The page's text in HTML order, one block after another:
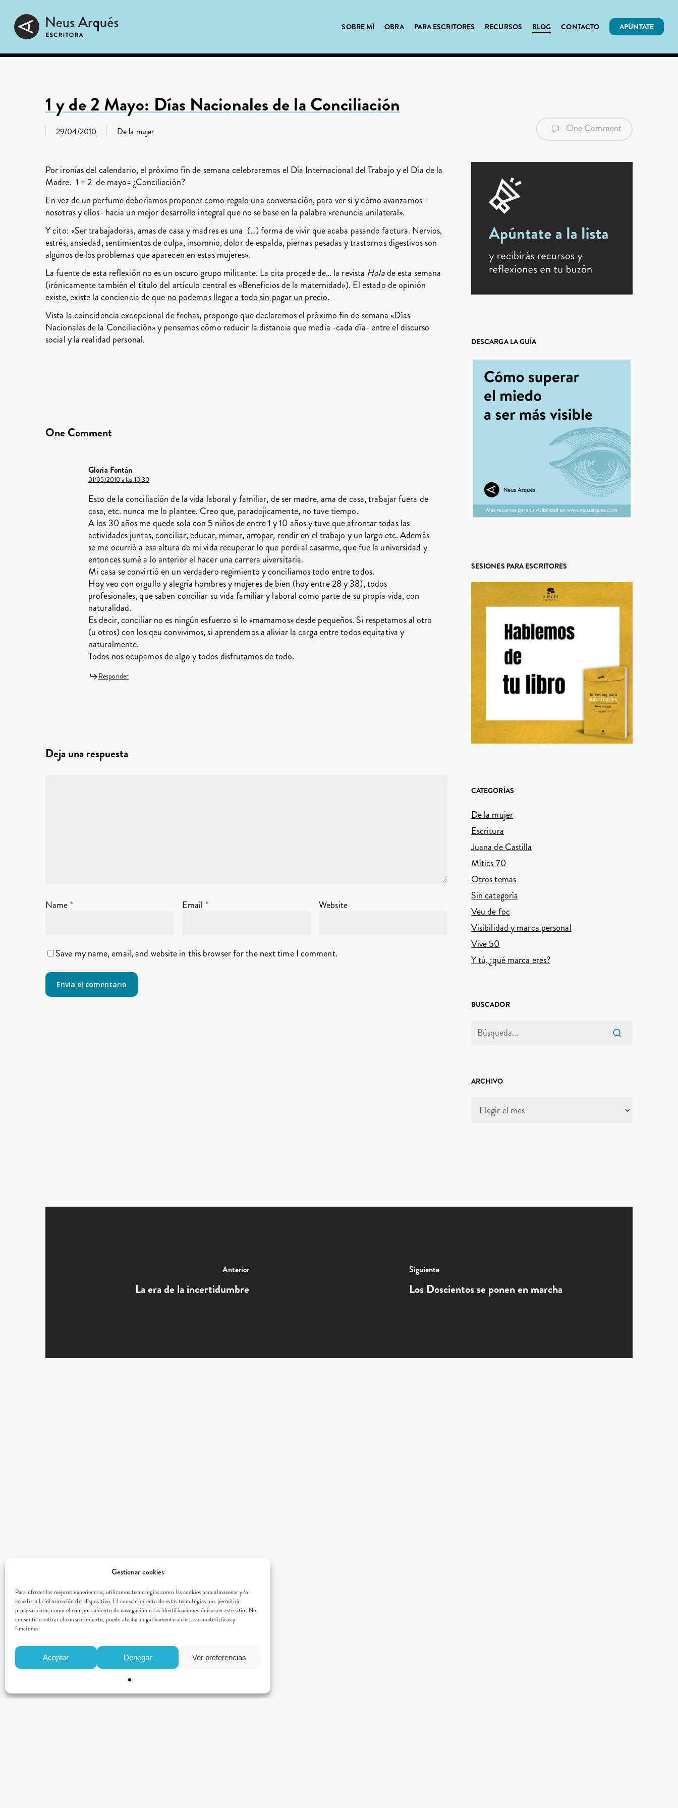
Gestionar cookies
Para ofrecer las mejores experiencias, utilizamos tecnologías como las cookies para almacenar y/o
acceder a la información del dispositivo. El consentimiento de estas tecnologías nos permitirá
procesar datos como el comportamiento de navegación o las identificaciones únicas en este sitio. No
consentir o retirar el consentimiento, puede afectar negativamente a ciertas características y
funciones.
Aceptar Denegar Ver preferencias
main
content
SOBRE MÍ OBRA PARA ESCRITORES RECURSOS BLOG CONTACTO APÚNTATE
1 y de 2 Mayo: Días Nacionales de la Conciliación
29/04/2010 De la mujer One Comment
Por ironías del calendario, el próximo fin de semana celebraremos el Día Internacional del Trabajo y el Día de la
Madre. 1 + 2 de mayo= ¿Conciliación?
En vez de un perfume deberíamos proponer como regalo una conversación, para ver si y cómo avanzamos -
nosotras y ellos- hacia un mejor desarrollo integral que no se base en la palabra «renuncia unilateral».
Y cito: «Ser trabajadoras, amas de casa y madres es una (…) forma de vivir que acaba pasando factura. Nervios,
estrés, ansiedad, sentimientos de culpa, insomnio, dolor de espalda, piernas pesadas y trastornos digestivos son
algunos de los problemas que aparecen en estas mujeres».
La fuente de esta reflexión no es un oscuro grupo militante. La cita procede de… la revista Holade esta semana
(irónicamente también el título del artículo central es «Beneficios de la maternidad»). El estado de opinión
existe, existe la conciencia de que no podemos llegar a todo sin pagar un precio.
Vista la coincidencia excepcional de fechas, propongo que declaremos el próximo fin de semana «Días
Nacionales de la Conciliación» y pensemos cómo reducir la distancia que media -cada día- entre el discurso
social y la realidad personal.
One Comment
Gloria Fontán
01/05/2010 a las 10:30
Esto de la conciliación de la vida laboral y familiar, de ser madre, ama de casa, trabajar fuera de
casa, etc. nunca me lo plantee. Creo que, paradojicamente, no tuve tiempo.
A los 30 años me quede sola con 5 niños de entre 1 y 10 años y tuve que afrontar todas las
actividades juntas, conciliar, educar, mimar, arropar, rendir en el trabajo y un largo etc. Además
se me ocurrió a esa altura de mi vida recuperar lo que perdi al casarme, que fue la universidad y
entonces sumé a lo anterior el hacer una carrera uiversitaria.
Mi casa se convirtió en un verdadero regimiento y conciliamos todo entre todos.
Hoy veo con orgullo y alegría hombres y mujeres de bien (hoy entre 28 y 38), todos
profesionales, que saben conciliar su vida familiar y laboral como parte de su propia vida, con
naturalidad.
Es decir, conciliar no es ningún esfuerzo si lo «mamamos» desde pequeños. Si respetamos al otro
(u otros) con los qeu convivimos, si aprendemos a aliviar la carga entre todos equitativa y
naturalmente.
Todos nos ocupamos de algo y todos disfrutamos de todo.
Responder
Deja una respuesta
Name* Email * Website
Save my name, email, and website in this browser for the next time I comment.
DESCARGA LA GUÍA
SESIONES PARA ESCRITORES
CATEGORÍAS
De la mujer
Escritura
Juana de Castilla
Mítics 70
Otros temas
Sin categoría
Veu de foc
Visibilidad y marca personal
Vive 50
Y tú, ¿qué marca eres?
BUSCADOR
ARCHIVO
Anterior
La era de la incertidumbre
Siguiente
Los Doscientos se ponen en marcha